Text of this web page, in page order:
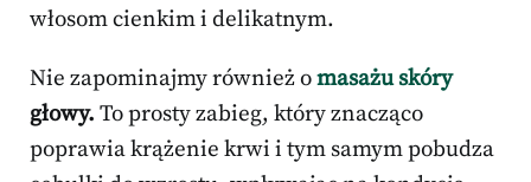
włosom cienkim i delikatnym.
Nie zapominajmy również omasażu skóry
głowy. To prosty zabieg, który znacząco
poprawia krążenie krwi i tym samym pobudza